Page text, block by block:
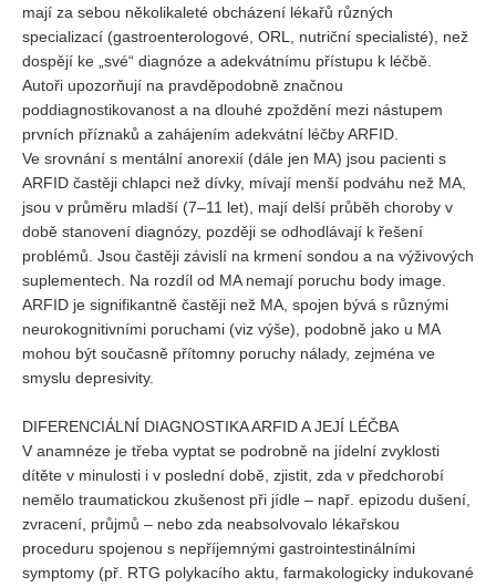
mají za sebou několikaleté obcházení lékařů různých
specializací (gastroenterologové, ORL, nutriční specialisté), než
dospějí ke „své“ diagnóze a adekvátnímu přístupu k léčbě.
Autoři upozorňují na pravděpodobně značnou
poddiagnostikovanost a na dlouhé zpoždění mezi nástupem
prvních příznaků a zahájením adekvátní léčby ARFID.
Ve srovnání s mentální anorexií (dále jen MA) jsou pacienti s
ARFID častěji chlapci než dívky, mívají menší podváhu než MA,
jsou v průměru mladší (7–11 let), mají delší průběh choroby v
době stanovení diagnózy, později se odhodlávají k řešení
problémů. Jsou častěji závislí na krmení sondou a na výživových
suplementech. Na rozdíl od MA nemají poruchu body image.
ARFID je signifikantně častěji než MA, spojen bývá s různými
neurokognitivními poruchami (viz výše), podobně jako u MA
mohou být současně přítomny poruchy nálady, zejména ve
smyslu depresivity.
DIFERENCIÁLNÍ DIAGNOSTIKA ARFID A JEJÍ LÉČBA
V anamnéze je třeba vyptat se podrobně na jídelní zvyklosti
dítěte v minulosti i v poslední době, zjistit, zda v předchorobí
nemělo traumatickou zkušenost při jídle – např. epizodu dušení,
zvracení, průjmů – nebo zda neabsolvovalo lékařskou
proceduru spojenou s nepříjemnými gastrointestinálními
symptomy (př. RTG polykacího aktu, farmakologicky indukované